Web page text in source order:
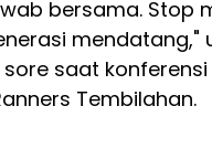
bersama. Stop
mendatang,"
saat konferensi
Tembilahan.